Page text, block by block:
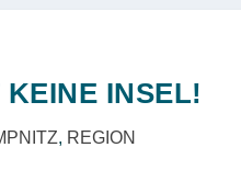
INSEL!
, REGION